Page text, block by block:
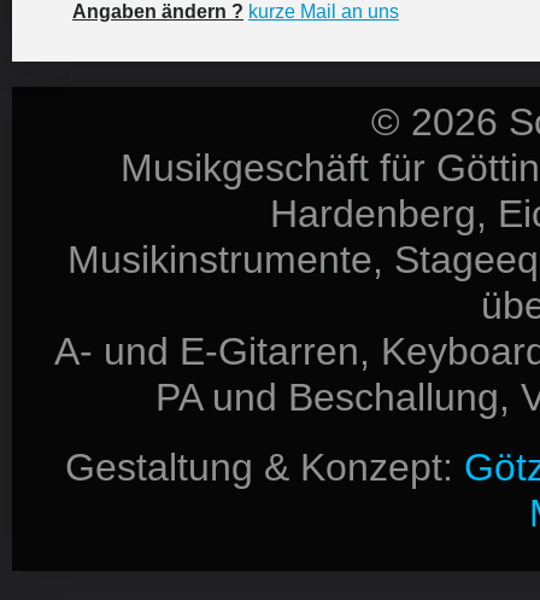
Angaben ändern ? kurze Mail an uns
© 2026
Musikgeschäft für
Hardenberg,
Musikinstrumente,
A- und E-Gitarren,
PA und Beschallung,
Gestaltung & Konzept: